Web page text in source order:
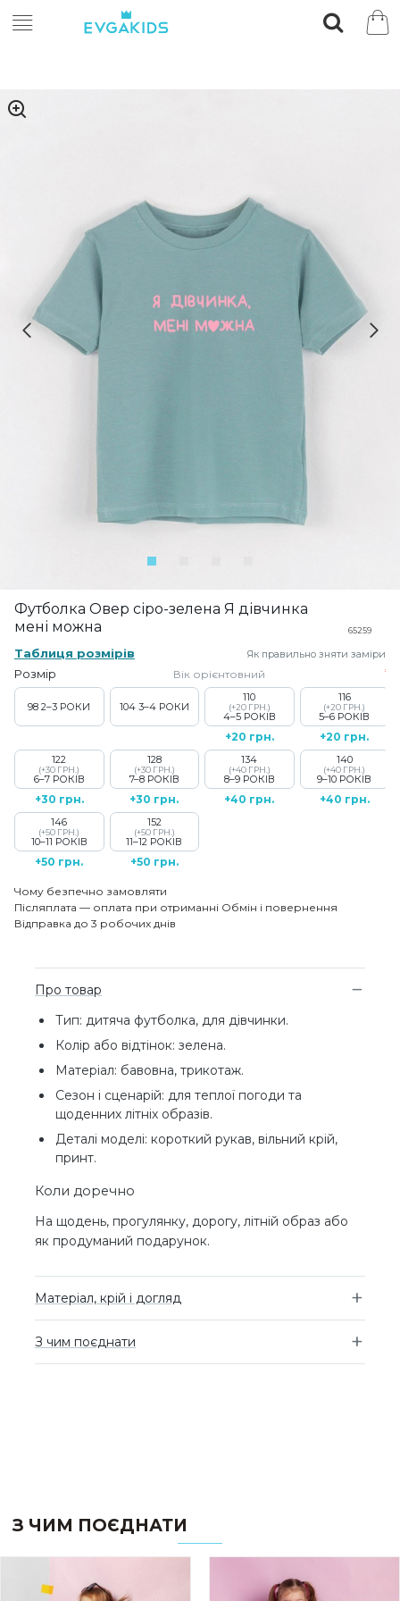
Футболка Овер сіро-зелена Я дівчинка
мені можна
65259
Таблиця розмірів Як правильно зняти заміри
Розмір Вік орієнтовний
98 2–3 РОКИ 104 3–4 РОКИ
110
(+20 ГРН.)
4–5 РОКІВ
+20 грн.
116
(+20 ГРН.)
5–6 РОКІВ
+20 грн.
122
(+30 ГРН.)
6–7 РОКІВ
+30 грн.
128
(+30 ГРН.)
7–8 РОКІВ
+30 грн.
134
(+40 ГРН.)
8–9 РОКІВ
+40 грн.
140
(+40 ГРН.)
9–10 РОКІВ
+40 грн.
146
(+50 ГРН.)
10–11 РОКІВ
+50 грн.
152
(+50 ГРН.)
11–12 РОКІВ
+50 грн.
Чому безпечно замовляти
Післяплата — оплата при отриманні Обмін і повернення
Відправка до 3 робочих днів
Про товар
Тип: дитяча футболка, для дівчинки.
Колір або відтінок: зелена.
Матеріал: бавовна, трикотаж.
Сезон і сценарій: для теплої погоди та
щоденних літніх образів.
Деталі моделі: короткий рукав, вільний крій,
принт.
Коли доречно
На щодень, прогулянку, дорогу, літній образ або
як продуманий подарунок.
Матеріал, крій і догляд
З чим поєднати
З ЧИМ ПОЄДНАТИ